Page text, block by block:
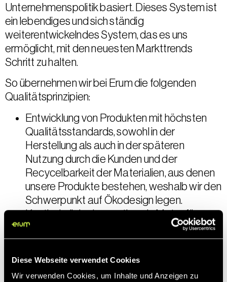
Diese Webseite verwendet Cookies
Wir verwenden Cookies, um Inhalte und Anzeigen zu
Unternehmenspolitik basiert. Dieses System ist
ein lebendiges und sich ständig
weiterentwickelndes System, das es uns
ermöglicht, mit den neuesten Markttrends
Schritt zu halten.
So übernehmen wir bei Erum die folgenden
Qualitätsprinzipien:
Entwicklung von Produkten mit höchsten
Qualitätsstandards, sowohl in der
Herstellung als auch in der späteren
Nutzung durch die Kunden und der
Recycelbarkeit der Materialien, aus denen
unsere Produkte bestehen, weshalb wir den
Schwerpunkt auf Ökodesign legen.
Kontinuierliche Innovation als Motor für
Wachstum und Verbesserung unserer
Produkte und Dienstleistungen beibehalten.
Detailliertes Wissen über die Erwartungen